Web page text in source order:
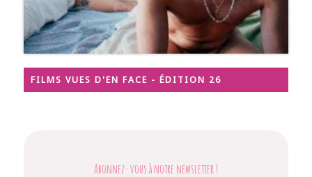
FILMS VUES D'EN FACE - ÉDITION 26
Abonnez-vous à notre newsletter !